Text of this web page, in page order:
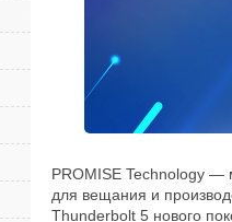
PROMISE Technology —
для вещания и
Thunderbolt 5 нового